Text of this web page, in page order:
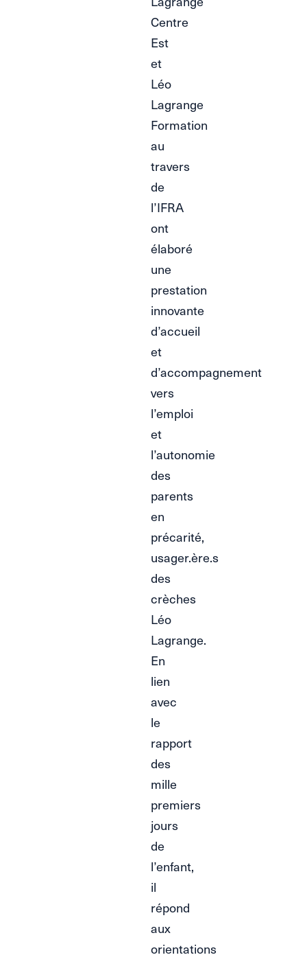
Centre
Est
et
Léo
Lagrange
Formation
au
travers
de
l’IFRA
ont
élaboré
une
prestation
innovante
d’accueil
et
d’accompagnement
vers
l’emploi
et
l’autonomie
des
parents
en
précarité,
usager.ère.s
des
crèches
Léo
Lagrange.
En
lien
avec
le
rapport
des
mille
premiers
jours
de
l’enfant,
il
répond
aux
orientations